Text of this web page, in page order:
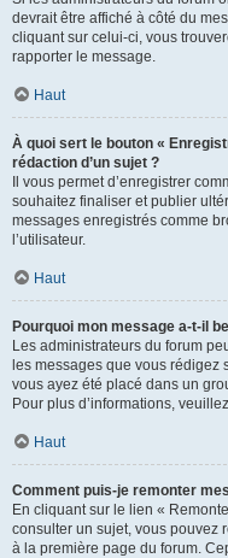
devrait être affiché à côté du
cliquant sur celui-ci, vous
rapporter le message.
Haut
À quoi sert le bouton «
rédaction d’un sujet ?
Il vous permet d’enregistrer
souhaitez finaliser et publier
messages enregistrés comme
l’utilisateur.
Haut
Pourquoi mon message a-t-il
Les administrateurs du forum
les messages que vous rédigez
vous ayez été placé dans un
Pour plus d’informations,
Haut
Comment puis-je remonter
En cliquant sur le lien «
consulter un sujet, vous pouvez
à la première page du forum.